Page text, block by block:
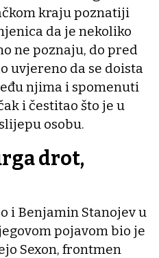
kraju poznatiji
da je nekoliko
ne poznaju, do pred
uvjereno da se doista
njima i spomenuti
i čestitao što je u
osobu.
drot,
i Benjamin Stanojev u
pojavom bio je
Sexon, frontmen